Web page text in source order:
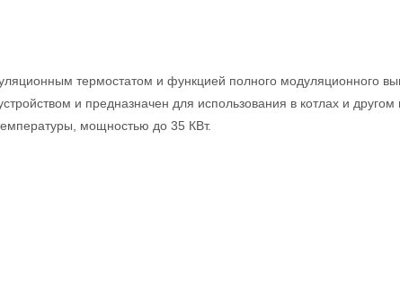
термостатом и функцией полного модуляционного
и предназначен для использования в котлах и
мощностью до 35 КВт.